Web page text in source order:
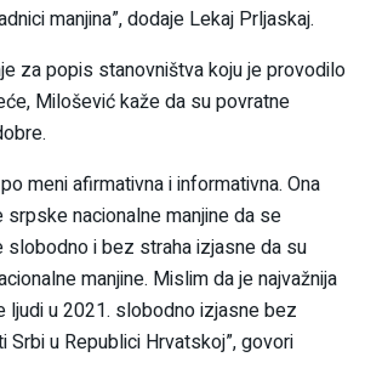
manjina”, dodaje Lekaj Prljaskaj.
za popis stanovništva koju je provodilo
Milošević kaže da su povratne
meni afirmativna i informativna. Ona
srpske nacionalne manjine da se
slobodno i bez straha izjasne da su
manjine. Mislim da je najvažnija
ljudi u 2021. slobodno izjasne bez
Srbi u Republici Hrvatskoj”, govori